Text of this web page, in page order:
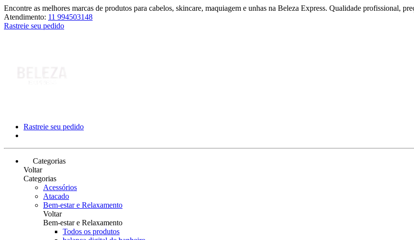
Encontre as melhores marcas de produtos para cabelos, skincare, maquiagem e unhas na Beleza Express. Qualidade profissional,
Atendimento: 11 994503148
Rastreie seu pedido
Rastreie seu pedido
Categorias
Voltar
Categorias
Acessórios
Atacado
Bem-estar e Relaxamento
Voltar
Bem-estar e Relaxamento
Todos os produtos